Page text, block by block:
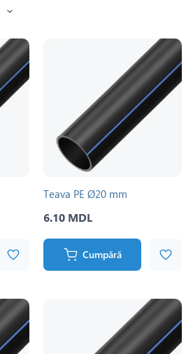
Teava PE Ø20 mm
6.10 MDL
Cumpără